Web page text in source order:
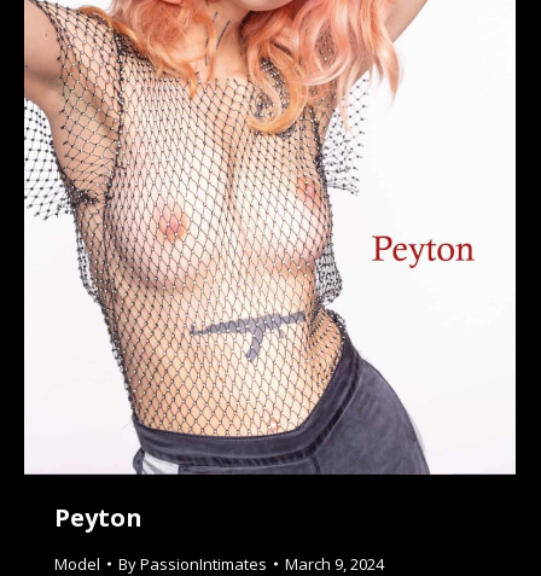
Peyton
Model ByPassionIntimates March 9, 2024